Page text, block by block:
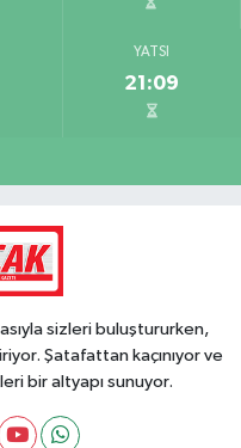
YATSI
21:09
sizleri buluştururken,
Şatafattan kaçınıyor ve
bir altyapı sunuyor.